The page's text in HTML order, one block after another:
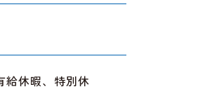
給休暇、特別休